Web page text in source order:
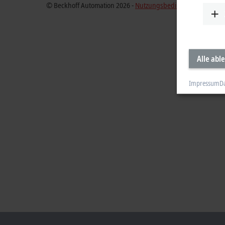
© Beckhoff Automation 2026 - Nutzungsbedingungen
Alle
Impressum